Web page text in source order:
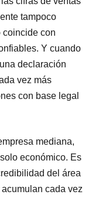
tampoco
coincide con
Y cuando
declaración
vez más
con base legal
mediana,
económico. Es
del área
cada vez